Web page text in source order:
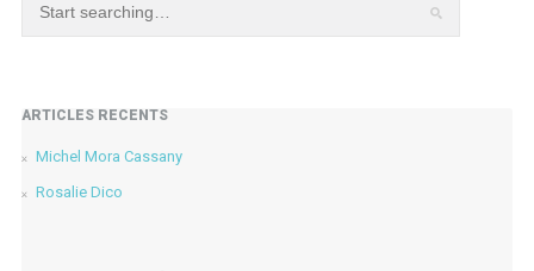
ARTICLES RÉCENTS
Michel Mora Cassany
Rosalie Dico